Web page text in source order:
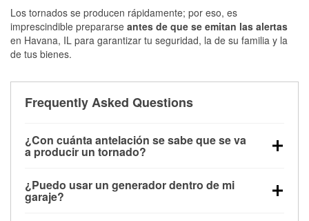
Los tornados se producen rápidamente; por eso, es
imprescindible prepararse antes de que se emitan las alertas
en Havana, IL para garantizar tu seguridad, la de su familia y la
de tus bienes.
Frequently Asked Questions
¿Con cuánta antelación se sabe que se va
a producir un tornado?
apenas previo aviso. Las alertas pueden emitirse
minutos antes de que toquen tierra, por lo que es
¿Puedo usar un generador dentro de mi
garaje?